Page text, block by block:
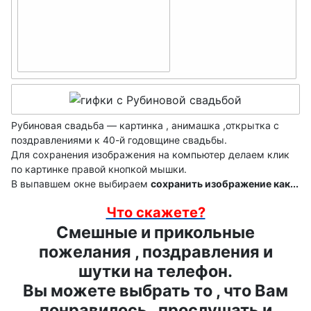
свадьба
27-Свадьба
красного дерева
29-Бархатная
свадьба
Смуглая(Солнечна
я) свадьба
33-
Каменная(Клубнич
ная) свадьба
Нефритовая
свадьба
28-Никелевая
свадьба
30-Жемчужная
32-Медная
свадьба
34-Янтарная
свадьба
Рубиновая свадьба — картинка , анимашка ,открытка с
поздравлениями к 40-й годовщине свадьбы.
Для сохранения изображения на компьютер делаем клик
по картинке правой кнопкой мышки.
В выпавшем окне выбираем сохранить изображение как...
Что скажете?
Смешные и прикольные
пожелания , поздравления и
шутки на телефон.
Вы можете выбрать то , что Вам